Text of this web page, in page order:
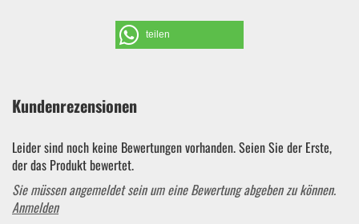
teilen
Kundenrezensionen
Leider sind noch keine Bewertungen vorhanden. Seien Sie der Erste,
der das Produkt bewertet.
Sie müssen angemeldet sein um eine Bewertung abgeben zu können.
Anmelden